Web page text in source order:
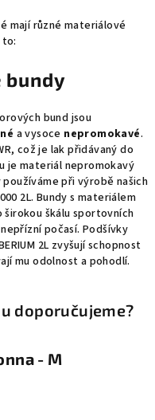
mají různé materiálové
bundy
bund jsou
a vysoce nepromokavé.
což je lak přidávaný do
je materiál nepromokavý
při výrobě našich
2L. Bundy s materiálem
širokou škálu sportovních
počasí. Podšívky
2L zvyšují schopnost
mu odolnost a pohodlí.
doporučujeme?
- M